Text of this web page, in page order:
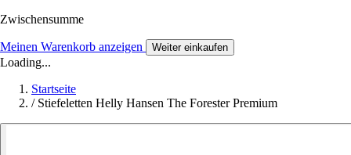
Zwischensumme
Meinen Warenkorb anzeigen Weiter einkaufen
Loading...
Startseite
/ Stiefeletten Helly Hansen The Forester Premium